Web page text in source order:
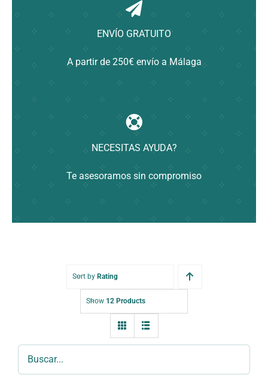
ENVÍO GRATUITO
A partir de 250€ envío a Málaga
NECESITAS AYUDA?
Te asesoramos sin compromiso
Sort by Rating
Show 12 Products